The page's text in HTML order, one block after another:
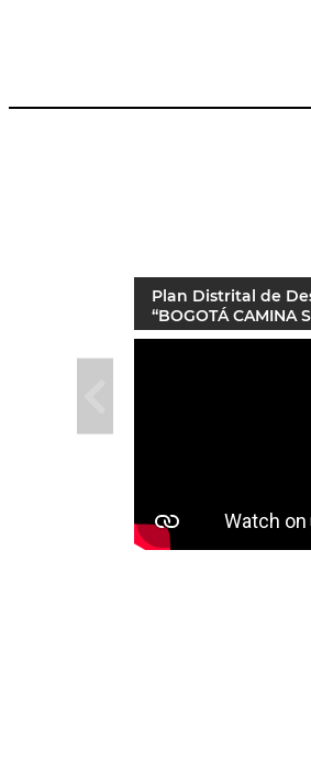
Plan Distrital de
“BOGOTÁ CAMINA